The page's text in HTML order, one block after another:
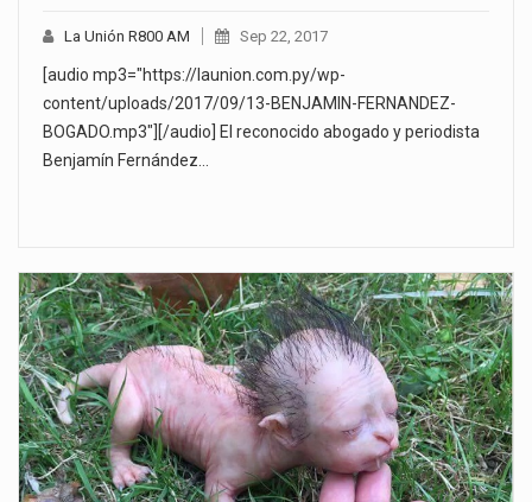
La Unión R800 AM Sep 22, 2017
[audio mp3="https://launion.com.py/wp-
content/uploads/2017/09/13-BENJAMIN-FERNANDEZ-
BOGADO.mp3"][/audio] El reconocido abogado y periodista
Benjamín Fernández…